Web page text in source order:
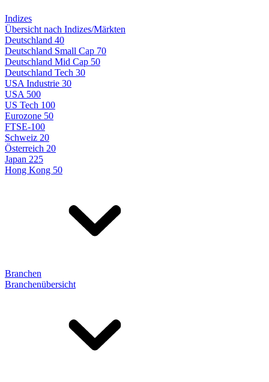
Indizes
Übersicht nach Indizes/Märkten
Deutschland 40
Deutschland Small Cap 70
Deutschland Mid Cap 50
Deutschland Tech 30
USA Industrie 30
USA 500
US Tech 100
Eurozone 50
FTSE-100
Schweiz 20
Österreich 20
Japan 225
Hong Kong 50
Branchen
Branchenübersicht